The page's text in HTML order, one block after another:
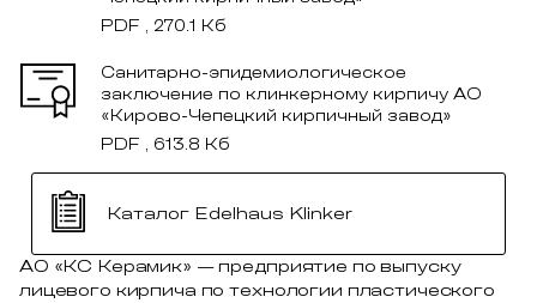
PDF , 270.1 Кб
Санитарно-эпидемиологическое
заключение по клинкерному кирпичу АО
«Кирово-Чепецкий кирпичный завод»
PDF , 613.8 Кб
Каталог Edelhaus Klinker
АО «КС Керамик» — предприятие по выпуску
лицевого кирпича по технологии пластического